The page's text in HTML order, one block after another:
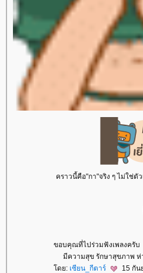
คราวนี้คือ"กา"จริง ๆ ไม่ใช่ตั
ขอบคุณที่ไปร่วมฟังเพลงครับ
มีความสุข รักษาสุขภาพ ห่
ดย: เซียน_กีตาร์ 15 กัน